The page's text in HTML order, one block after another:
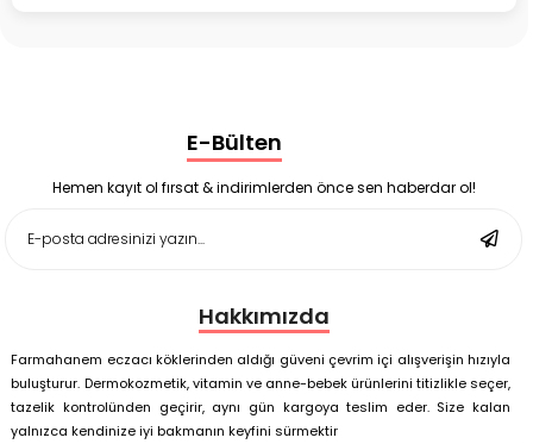
Enterogermina Family 5 ml 20 Flakon
Deep Flex Stres Azaltıcı ve Enerji Dengeleyici Topraklama
Matı Set 40x60 cm
Deep Flex Stres Azaltıcı ve Enerji Dengeleyici Topraklama
E-Bülten
Hemen kayıt ol fırsat & indirimlerden önce sen haberdar ol!
Hakkımızda
Farmahanem eczacı köklerinden aldığı güveni çevrim içi alışverişin hızıyla
buluşturur. Dermokozmetik, vitamin ve anne-bebek ürünlerini titizlikle seçer,
tazelik kontrolünden geçirir, aynı gün kargoya teslim eder. Size kalan
yalnızca kendinize iyi bakmanın keyfini sürmektir